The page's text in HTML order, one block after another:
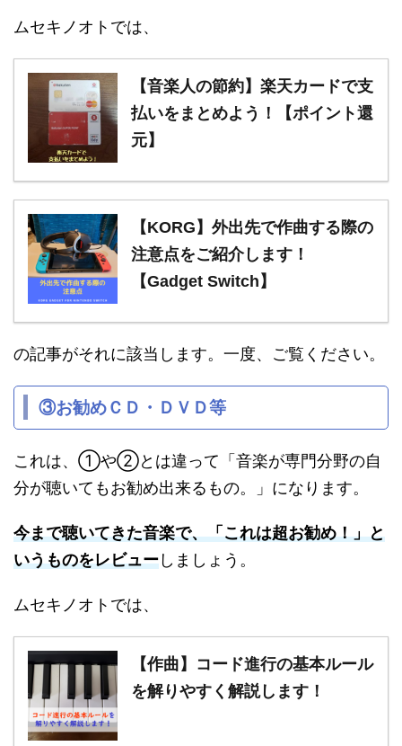
ムセキノオトでは、
【音楽人の節約】楽天カードで支
払いをまとめよう！【ポイント還
元】
【KORG】外出先で作曲する際の
注意点をご紹介します！
【Gadget Switch】
の記事がそれに該当します。一度、ご覧ください。
③お勧めＣＤ・ＤＶＤ等
これは、①や②とは違って「音楽が専門分野の自
分が聴いてもお勧め出来るもの。」になります。
今まで聴いてきた音楽で、「これは超お勧め！」と
いうものをレビューしましょう。
ムセキノオトでは、
【作曲】コード進行の基本ルール
を解りやすく解説します！